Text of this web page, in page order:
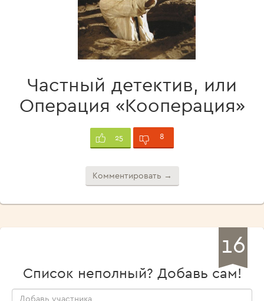
Частный детектив, или
Операция «Кооперация»
25 8
Комментировать →
16
Список неполный? Добавь сам!